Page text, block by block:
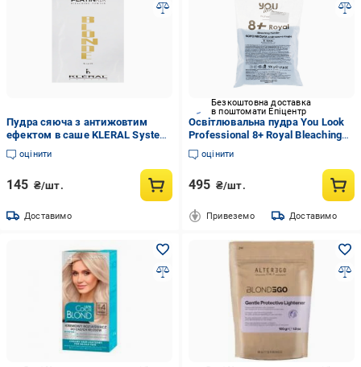
Пудра cяюча з антижовтим
ефектом в саше KLERAL System
Platinker 20 г
оцінити
145 ₴/шт.
Доставимо
Безкоштовна доставка
в поштомати Епіцентр
Освітлювальна пудра You Look
Professional 8+ Royal Bleaching
Powder до 8 тонів 500 г
оцінити
495 ₴/шт.
Привеземо Доставимо